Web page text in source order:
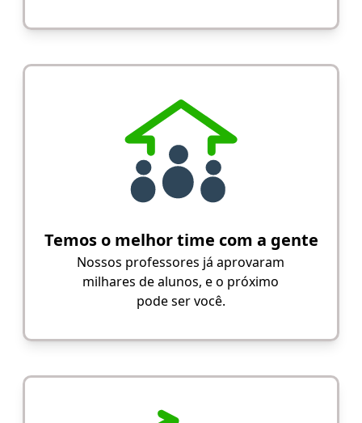
Temos o melhor time com a gente
Nossos professores já aprovaram
milhares de alunos, e o próximo
pode ser você.